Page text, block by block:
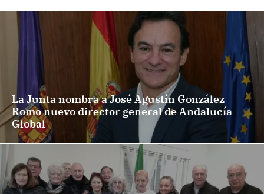
La Junta nombra a José Agustín González
Romo nuevo director general de Andalucía
Global